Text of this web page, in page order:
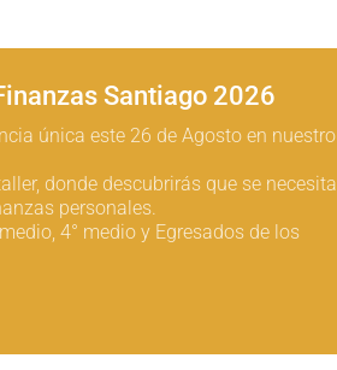
Santiago 2026
única este 26 de Agosto en nuestro
donde descubrirás que se necesita
personales.
4° medio y Egresados de los